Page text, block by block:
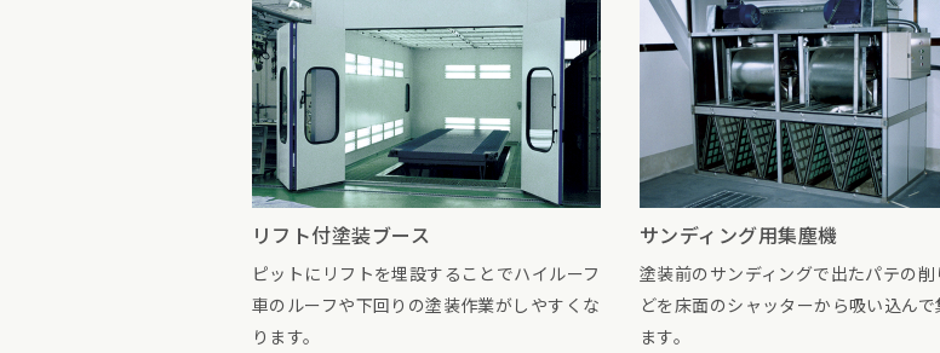
リフト付塗装ブース
ピットにリフトを埋設することでハイルーフ
車のルーフや下回りの塗装作業がしやすくな
ります。
サンディング用集塵機
塗装前のサンディングで出たパテの削
どを床面のシャッターから吸い込んで
ます。